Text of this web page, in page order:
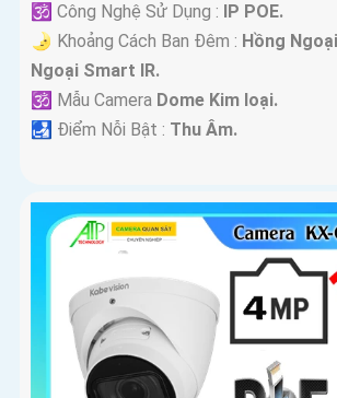
🕉️ Công Nghệ Sử Dụng : IP POE.
🌛 Khoảng Cách Ban Đêm : Hồng
Ngoại Smart IR.
🕉️ Mẫu Camera Dome Kim loại.
️🛃 Điểm Nỗi Bật : Thu Âm.